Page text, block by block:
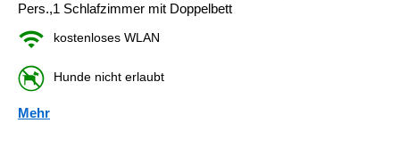
Pers.,1 Schlafzimmer mit Doppelbett
kostenloses WLAN
Hunde nicht erlaubt
Mehr